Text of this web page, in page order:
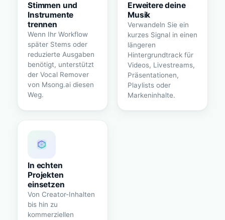
Stimmen und
Instrumente
trennen
Wenn Ihr Workflow
später Stems oder
reduzierte Ausgaben
benötigt, unterstützt
der Vocal Remover
von Msong.ai diesen
Weg.
Erweitere deine
Musik
Verwandeln Sie ein
kurzes Signal in einen
längeren
Hintergrundtrack für
Videos, Livestreams,
Präsentationen,
Playlists oder
Markeninhalte.
In echten
Projekten
einsetzen
Von Creator-Inhalten
bis hin zu
kommerziellen